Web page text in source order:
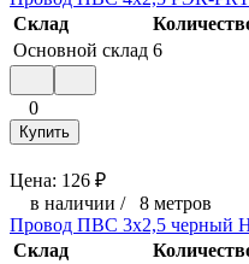
Склад
Основной склад 6
0
Купить
Цена: 126 ₽
в наличии / 8 метров
Провод ПВС 3х2,5 черный
Склад